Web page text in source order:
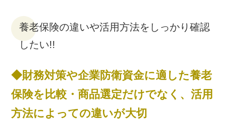
養老保険の違いや活用方法をしっかり確認
したい!!
◆財務対策や企業防衛資金に適した養老
保険を比較・商品選定だけでなく、活用
方法によっての違いが大切